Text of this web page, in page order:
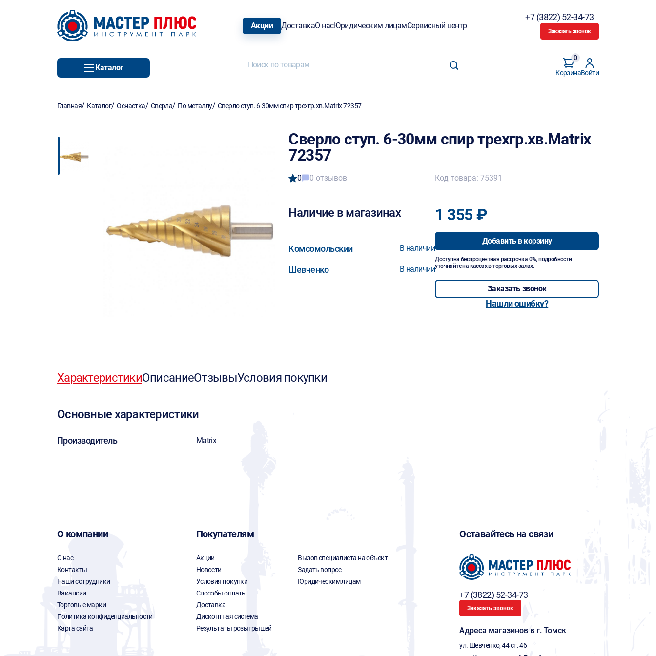
Акции ДоставкаО насЮридическим лицамСервисный центр
+7 (3822) 52-34-73
Заказать звонок
Каталог
Корзина
0
Войти
Главная/ Каталог/Оснастка/ Сверла/ По металлу/ Сверло ступ. 6-30мм спир трехгр.хв.Matrix 72357
Сверло ступ. 6-30мм спир трехгр.хв.Matrix
72357
0 0 отзывов
Наличие в магазинах
Комсомольский В наличии
Шевченко В наличии
Код товара: 75391
1 355 ₽
Добавить в корзину
Доступна беспроцентная рассрочка 0%, подробности
уточняйте на кассах в торговых залах.
Заказать звонок
Нашли ошибку?
ХарактеристикиОписаниеОтзывыУсловия покупки
Основные характеристики
Производитель Matrix
О компании
О нас
Контакты
Наши сотрудники
Вакансии
Торговые марки
Политика конфиденциальности
Карта сайта
Покупателям
Акции
Новости
Условия покупки
Способы оплаты
Доставка
Дисконтная система
Результаты розыгрышей
Вызов специалиста на объект
Задать вопрос
Юридическим лицам
Оставайтесь на связи
+7 (3822) 52-34-73
Заказать звонок
Адреса магазинов в г. Томск
ул. Шевченко, 44 ст. 46